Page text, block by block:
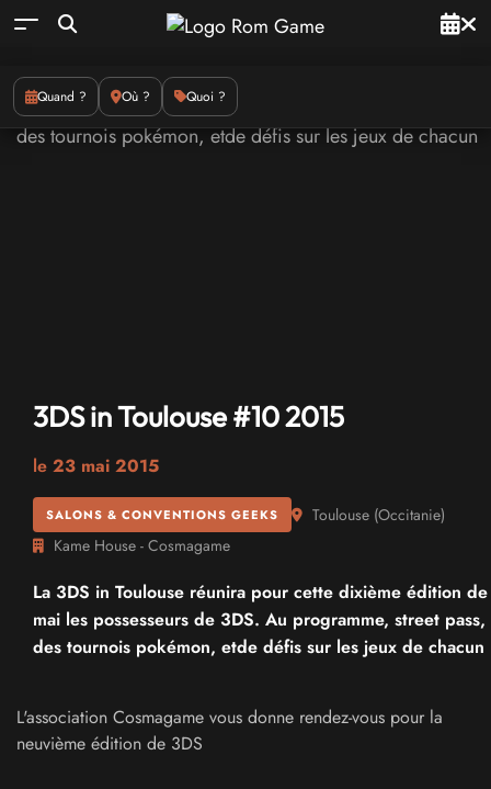
Quand ? Où ? Quoi ?
3DS in Toulouse #10 2015
le 23 mai 2015
SALONS & CONVENTIONS GEEKS Toulouse (Occitanie)
Kame House - Cosmagame
La 3DS in Toulouse réunira pour cette dixième édition de
mai les possesseurs de 3DS. Au programme, street pass,
des tournois pokémon, etde défis sur les jeux de chacun
L'association Cosmagame vous donne rendez-vous pour la
neuvième édition de 3DS